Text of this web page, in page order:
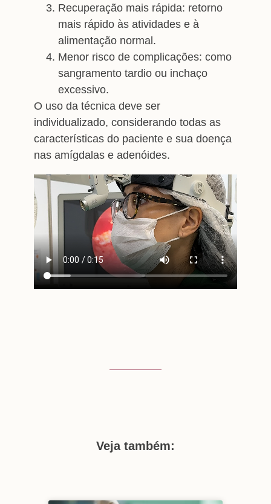
Recuperação mais rápida: retorno
mais rápido às atividades e à
alimentação normal.
Menor risco de complicações: como
sangramento tardio ou inchaço
excessivo.
O uso da técnica deve ser
individualizado, considerando todas as
características do paciente e sua doença
nas amígdalas e adenóides.
Veja também: